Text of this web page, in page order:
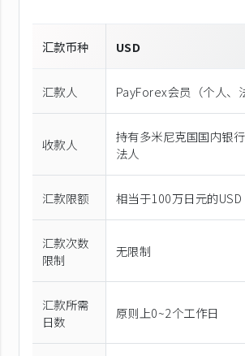
汇款币种 USD
汇款人 PayForex会员（个人、
收款人
持有多米尼克国国内银
法人
汇款限额 相当于100万日元的USD
汇款次数
限制
无限制
汇款所需
日数
原则上0~2个工作日